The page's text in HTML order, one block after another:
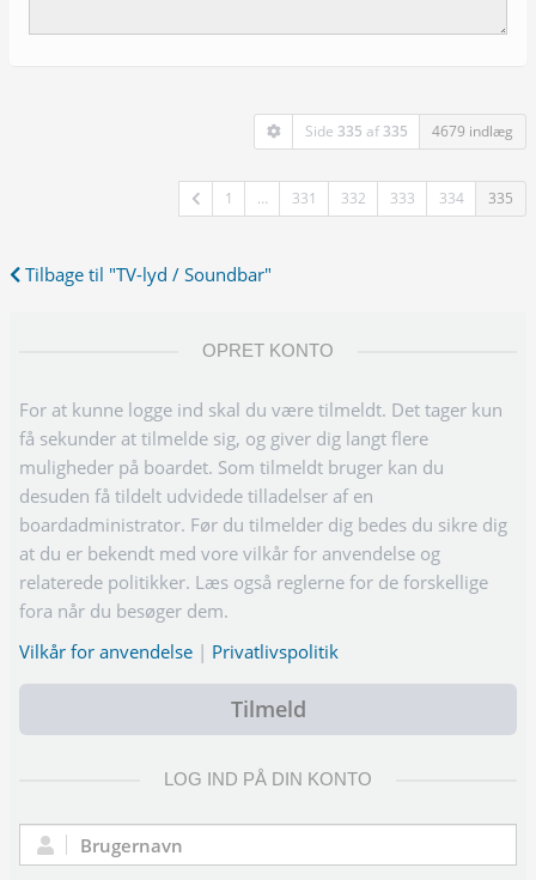
Side 335 af 335 4679 indlæg
1 … 331 332 333 334 335
Tilbage til "TV-lyd / Soundbar"
OPRET KONTO
For at kunne logge ind skal du være tilmeldt. Det tager kun
få sekunder at tilmelde sig, og giver dig langt flere
muligheder på boardet. Som tilmeldt bruger kan du
desuden få tildelt udvidede tilladelser af en
boardadministrator. Før du tilmelder dig bedes du sikre dig
at du er bekendt med vore vilkår for anvendelse og
relaterede politikker. Læs også reglerne for de forskellige
fora når du besøger dem.
Vilkår for anvendelse | Privatlivspolitik
Tilmeld
LOG IND PÅ DIN KONTO
Brugernavn: